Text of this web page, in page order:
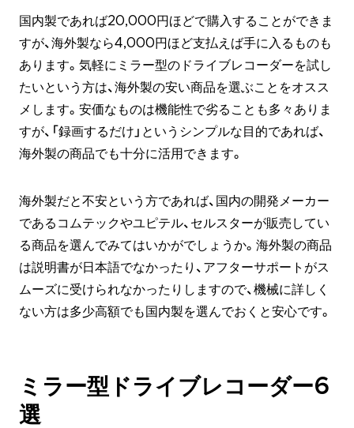
国内製であれば20,000円ほどで購入することができま
すが、海外製なら4,000円ほど支払えば手に入るものも
あります。気軽にミラー型のドライブレコーダーを試し
たいという方は、海外製の安い商品を選ぶことをオスス
メします。安価なものは機能性で劣ることも多々ありま
すが、「録画するだけ」というシンプルな目的であれば、
海外製の商品でも十分に活用できます。
海外製だと不安という方であれば、国内の開発メーカー
であるコムテックやユピテル、セルスターが販売してい
る商品を選んでみてはいかがでしょうか。海外製の商品
は説明書が日本語でなかったり、アフターサポートがス
ムーズに受けられなかったりしますので、機械に詳しく
ない方は多少高額でも国内製を選んでおくと安心です。
ミラー型ドライブレコーダー6
選